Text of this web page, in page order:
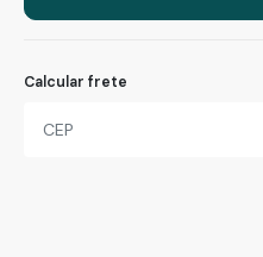
Calcular frete